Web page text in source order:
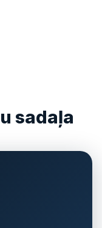
sadaļa